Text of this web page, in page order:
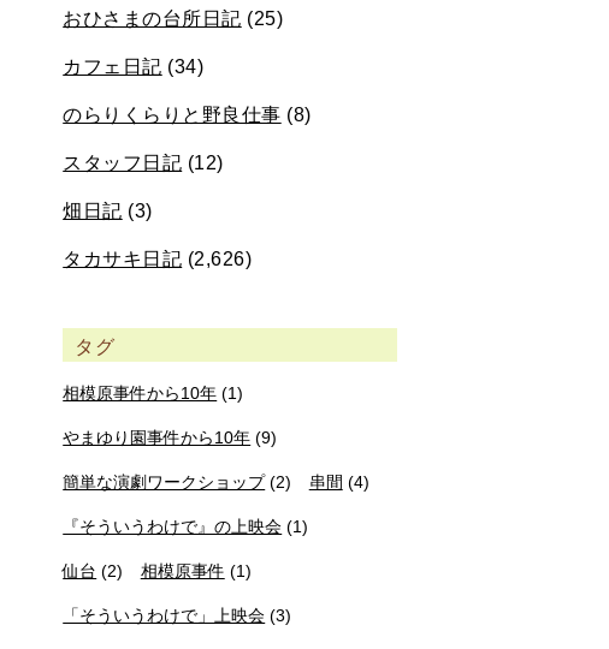
おひさまの台所日記 (25)
カフェ日記 (34)
のらりくらりと野良仕事 (8)
スタッフ日記 (12)
畑日記 (3)
タカサキ日記 (2,626)
タグ
相模原事件から10年 (1)
やまゆり園事件から10年 (9)
簡単な演劇ワークショップ(2) 串間 (4)
『そういうわけで』の上映会 (1)
仙台 (2) 相模原事件 (1)
「そういうわけで」上映会 (3)